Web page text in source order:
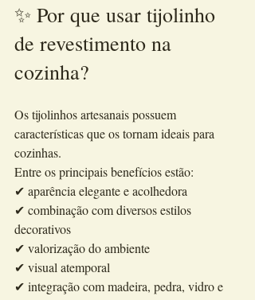
✨ Por que usar tijolinho
de revestimento na
cozinha?
Os tijolinhos artesanais possuem
características que os tornam ideais para
cozinhas.
Entre os principais benefícios estão:
✔ aparência elegante e acolhedora
✔ combinação com diversos estilos
decorativos
✔ valorização do ambiente
✔ visual atemporal
✔ integração com madeira, pedra, vidro e